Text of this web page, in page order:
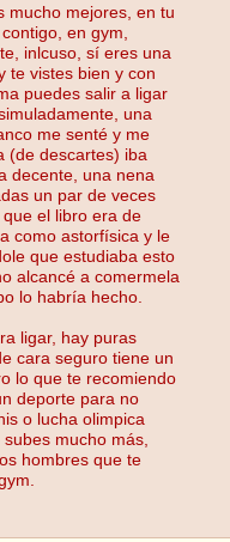
mucho mejores, en tu
en gym,
inlcuso, sí eres una
te vistes bien y con
puedes salir a ligar
una
me senté y me
(de descartes) iba
decente, una nena
un par de veces
el libro era de
como astorfísica y le
que estudiaba esto
alcancé a comermela
lo habría hecho.
ligar, hay puras
cara seguro tiene un
lo que te recomiendo
deporte para no
o lucha olimpica
mucho más,
hombres que te